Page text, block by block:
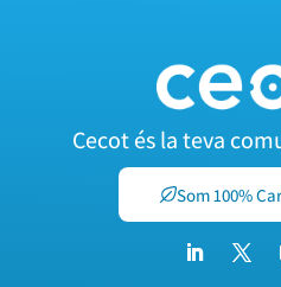
Cecot és la teva
Som 100%